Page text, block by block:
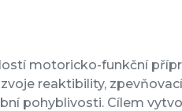
motoricko-funkční
reaktibility,
pohyblivosti. Cílem